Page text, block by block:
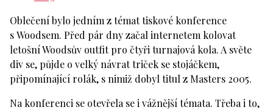
Oblečení bylo jedním z témat tiskové konference
s Woodsem. Před pár dny začal internetem kolovat
letošní Woodsův outfit pro čtyři turnajová kola. A světe
div se, půjde o velký návrat triček se stojáčkem,
připomínající rolák, s nimiž dobyl titul z Masters 2005.
Na konferenci se otevřela se i vážnější témata. Třeba i to,